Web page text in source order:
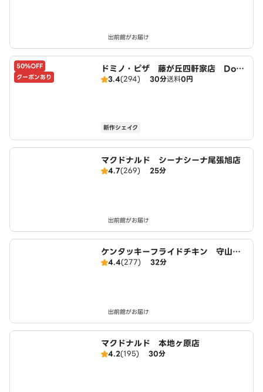
出前館がお届け
50%OFF
クーポンあり
ドミノ・ピザ 藤が丘四軒家店 Domi
no's
3.4(294) 30分送料0円
新作シェイク
マクドナルド シーナシーナ尾張旭店
4.7(269) 25分
出前館がお届け
ケンタッキーフライドチキン 守山大
森店
4.4(277) 32分
出前館がお届け
マクドナルド 本地ヶ原店
4.2(195) 30分